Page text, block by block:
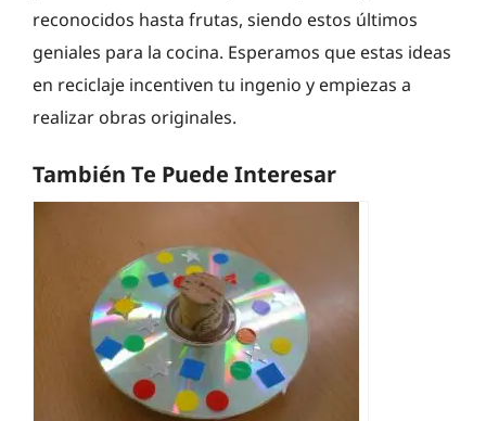
reconocidos hasta frutas, siendo estos últimos
geniales para la cocina. Esperamos que estas ideas
en reciclaje incentiven tu ingenio y empiezas a
realizar obras originales.
También Te Puede Interesar